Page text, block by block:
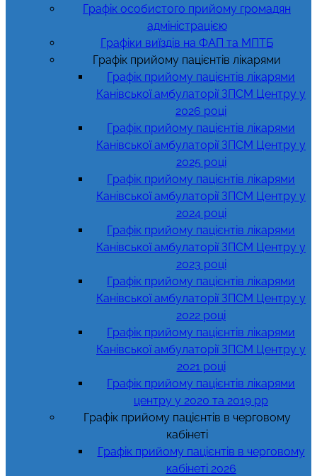
Графік особистого прийому громадян
адміністрацією
Графіки виїздів на ФАП та МПТБ
Графік прийому пацієнтів лікарями
Графік прийому пацієнтів лікарями
Канівської амбулаторії ЗПСМ Центру у
2026 році
Графік прийому пацієнтів лікарями
Канівської амбулаторії ЗПСМ Центру у
2025 році
Графік прийому пацієнтів лікарями
Канівської амбулаторії ЗПСМ Центру у
2024 році
Графік прийому пацієнтів лікарями
Канівської амбулаторії ЗПСМ Центру у
2023 році
Графік прийому пацієнтів лікарями
Канівської амбулаторії ЗПСМ Центру у
2022 році
Графік прийому пацієнтів лікарями
Канівської амбулаторії ЗПСМ Центру у
2021 році
Графік прийому пацієнтів лікарями
центру у 2020 та 2019 рр
Графік прийому пацієнтів в черговому
кабінеті
Графік прийому пацієнтів в черговому
кабінеті 2026